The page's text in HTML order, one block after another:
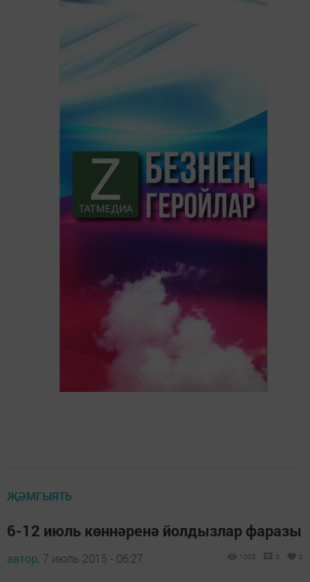
ҖӘМГЫЯТЬ
6-12 июль көннәренә йолдызлар фаразы
автор, 7 июль 2015 - 06:27 1003 0 0